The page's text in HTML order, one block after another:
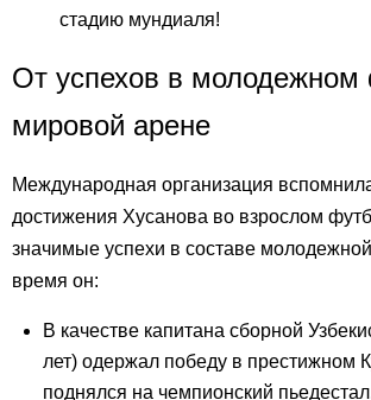
стадию мундиаля!
От успехов в молодежном
мировой арене
Международная организация
достижения Хусанова во взрослом
значимые успехи в составе
время он:
В качестве капитана сборной
лет) одержал победу в престижном
поднялся на чемпионский